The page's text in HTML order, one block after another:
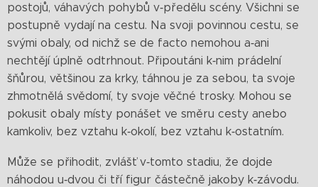
postojů, váhavých pohybů v‑předělu scény. Všichni se
postupně vydají na cestu. Na svoji povinnou cestu, se
svými obaly, od nichž se de facto nemohou a‑ani
nechtějí úplně odtrhnout. Připoutáni k‑nim prádelní
šňůrou, většinou za krky, táhnou je za sebou, ta svoje
zhmotnělá svědomí, ty svoje věčné trosky. Mohou se
pokusit obaly místy ponášet ve směru cesty anebo
kamkoliv, bez vztahu k‑okolí, bez vztahu k‑ostatním.
Může se přihodit, zvlášť v‑tomto stadiu, že dojde
náhodou u‑dvou či tří figur částečně jakoby k‑závodu.